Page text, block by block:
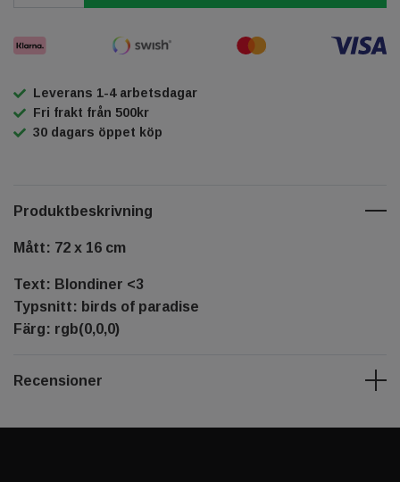
Leverans 1-4 arbetsdagar
Fri frakt från 500kr
30 dagars öppet köp
Produktbeskrivning
Mått: 72 x 16 cm
Text: Blondiner <3
Typsnitt: birds of paradise
Färg: rgb(0,0,0)
Recensioner